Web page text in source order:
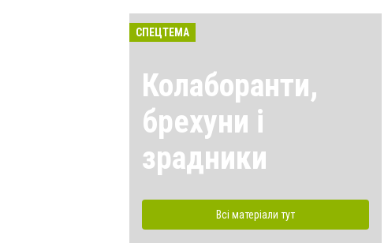
СПЕЦТЕМА
Колаборанти,
брехуни і
зрадники
Всі матеріали тут